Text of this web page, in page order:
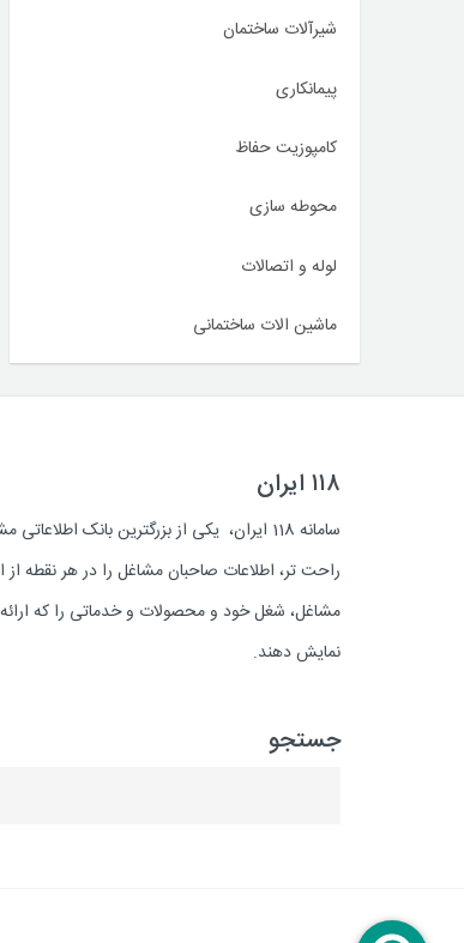
شیرآلات ساختمان
پیمانکاری
کامپوزیت حفاظ
محوطه سازی
لوله و اتصالات
ماشین الات ساختمانی
۱۱۸ ایران
سامانه 118 ایران، یکی از بزرگترین بانک
راحت تر، اطلاعات صاحبان مشاغل را در هر نقطه از
مشاغل، شغل خود و محصولات و خدماتی را که ارائه
نمایش دهند.
جستجو